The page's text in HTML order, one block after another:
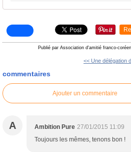
Publié par Association d'amitié franco-
<< Une délégation
commentaires
Ajouter un commentaire
A Ambition Pure 27/01/2015 11:09
Toujours les mêmes, tenons bon !